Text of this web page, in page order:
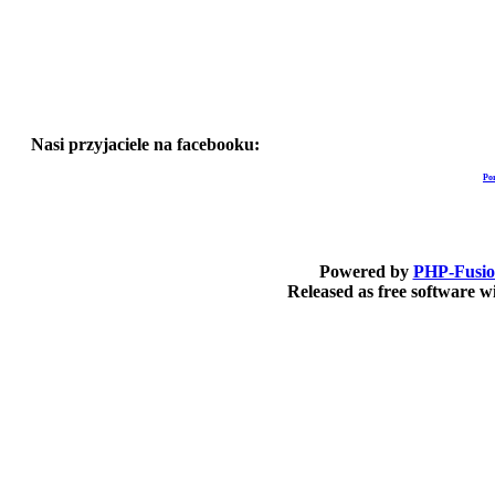
Nasi przyjaciele na facebooku:
Powered by PHP-
Released as free software